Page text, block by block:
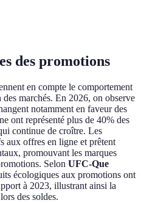
des promotions
en compte le comportement
marchés. En 2026, on observe
notamment en faveur des
ont représenté plus de 40% des
continue de croître. Les
aux offres en ligne et prêtent
promouvant les marques
Selon UFC-Que
écologiques aux promotions ont
à 2023, illustrant ainsi la
des soldes.